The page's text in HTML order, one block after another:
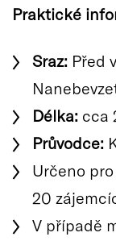
Praktické
Sraz: Před
Délka: cca
Průvodce:
Určeno
20
V případě